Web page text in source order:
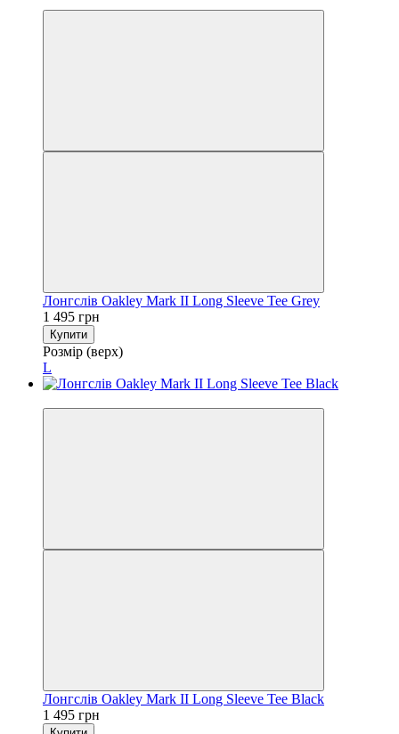
Лонгслів Oakley Mark II Long Sleeve Tee Grey
1 495 грн
Купити
Розмір (верх)
L
Лонгслів Oakley Mark II Long Sleeve Tee Black
1 495 грн